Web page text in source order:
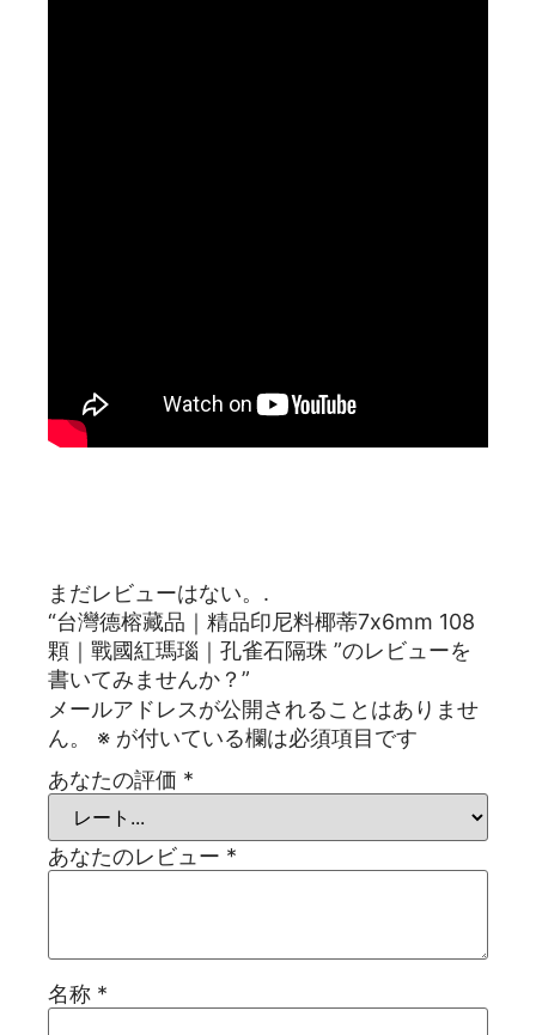
まだレビューはない。.
“台灣德榕藏品｜精品印尼料椰蒂7x6mm 108
顆｜戰國紅瑪瑙｜孔雀石隔珠 ”のレビューを
書いてみませんか？”
メールアドレスが公開されることはありませ
ん。
※ が付いている欄は必須項目です
あなたの評価 *
あなたのレビュー *
名称 *